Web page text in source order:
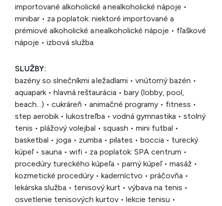
importované alkoholické a nealkoholické nápoje •
minibar • za poplatok: niektoré importované a
prémiové alkoholické a nealkoholické nápoje • fľaškové
nápoje • izbová služba
SLUŽBY:
bazény so slnečníkmi a ležadlami • vnútorný bazén •
aquapark • hlavná reštaurácia • bary (lobby, pool,
beach...) • cukráreň • animačné programy • fitness •
step aerobik • lukostreľba • vodná gymnastika • stolný
tenis • plážový volejbal • squash • mini futbal •
basketbal • joga • zumba • pilates • boccia • turecký
kúpeľ • sauna • wifi • za poplatok: SPA centrum •
procedúry tureckého kúpeľa • parný kúpeľ • masáž •
kozmetické procedúry • kaderníctvo • práčovňa •
lekárska služba • tenisový kurt • výbava na tenis •
osvetlenie tenisových kurtov • lekcie tenisu •